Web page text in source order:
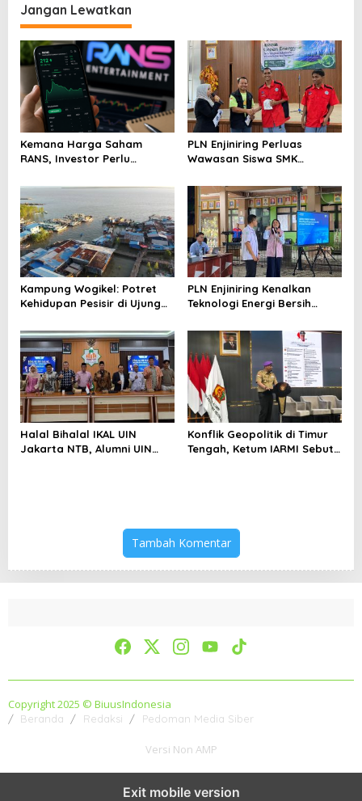
Jangan Lewatkan
Kemana Harga Saham
RANS, Investor Perlu
Menghindari Spekulasi
Berlebihan
PLN Enjiniring Perluas
Wawasan Siswa SMK
Perubahan Iklim
Kampung Wogikel: Potret
Kehidupan Pesisir di Ujung
Bertahan di Tengah
Keterbatasan
PLN Enjiniring Kenalkan
Teknologi Energi Bersih
Halal Bihalal IKAL UIN
Jakarta NTB, Alumni UIN
Konflik Geopolitik di Timur
Tengah, Ketum IARMI Sebut
Tambah Komentar
Copyright 2025 © BiuusIndonesia
Beranda Redaksi Pedoman Media Siber
Versi Non AMP
Exit mobile version